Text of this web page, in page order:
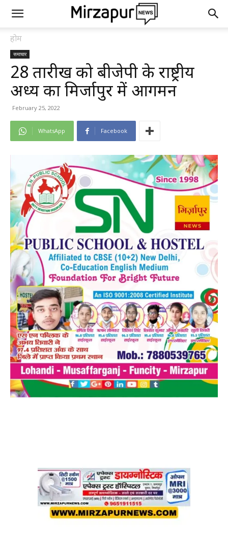
होम
समाचार
28 तारीख को बीजेपी के राष्ट्रीय
अध्यक्ष का मिर्जापुर में आगमन
February 25, 2022
WhatsApp Facebook